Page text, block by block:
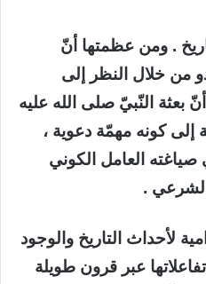
. ومن عظمتها أنّ
من خلال النظر إلى
بعثة النّبيّ صلى الله عليه
إلى كونه مهمّة دعوية ،
العامل الكوني
الشرعي .
لأحداث التاريخ والوجود
عبر قرون طويلة